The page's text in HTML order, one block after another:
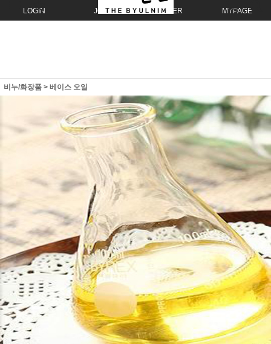
LOGIN JOIN ORDER MYPAGE
비누/화장품 > 베이스 오일